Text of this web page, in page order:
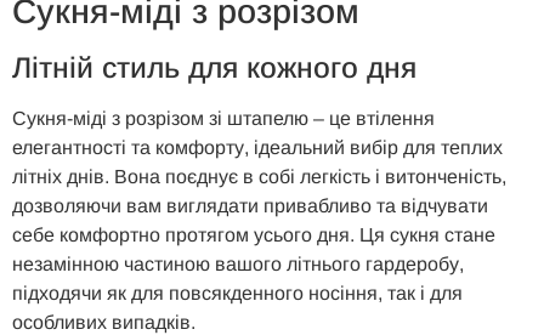
Сукня-міді з розрізом
Літній стиль для кожного дня
Сукня-міді з розрізом зі штапелю – це втілення
елегантності та комфорту, ідеальний вибір для теплих
літніх днів. Вона поєднує в собі легкість і витонченість,
дозволяючи вам виглядати привабливо та відчувати
себе комфортно протягом усього дня. Ця сукня стане
незамінною частиною вашого літнього гардеробу,
підходячи як для повсякденного носіння, так і для
особливих випадків.